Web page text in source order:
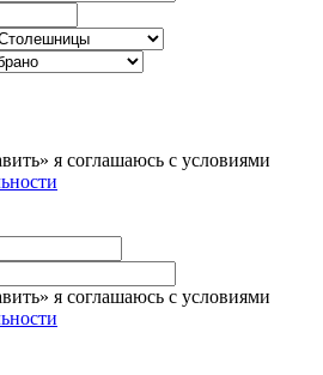
я соглашаюсь с условиями
я соглашаюсь с условиями